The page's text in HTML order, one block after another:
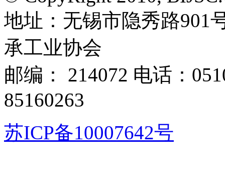
地址：无锡市隐秀路901
承工业协会
邮编： 214072 电话：
85160263
苏ICP备10007642号